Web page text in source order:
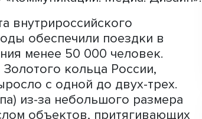
креативных индустрий
коммуникаций ФКИ
Артём Рыбкин
используют свои
Результаты своей работы
как инструмент
Подмосковья»,